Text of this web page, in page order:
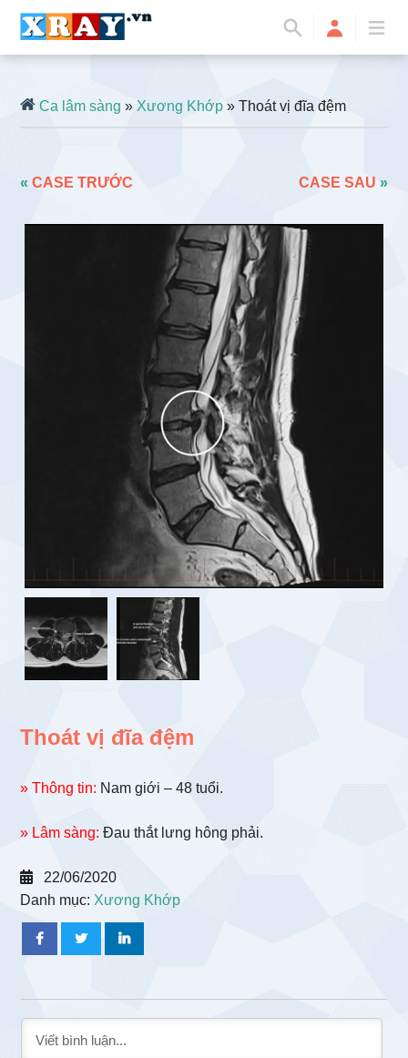
Ca lâm sàng »Xương Khớp » Thoát vị đĩa đệm
«CASE TRƯỚC CASE SAU »
Thoát vị đĩa đệm
» Thông tin: Nam giới – 48 tuổi.
» Lâm sàng: Đau thắt lưng hông phải.
22/06/2020
Danh mục: Xương Khớp